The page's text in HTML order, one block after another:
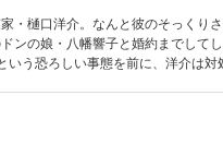
・樋口洋介。なんと彼のそっくり
ンの娘・八幡響子と婚約までして
いう恐ろしい事態を前に、洋介は
「夏の砦」 ・VOL.18「目には目を」